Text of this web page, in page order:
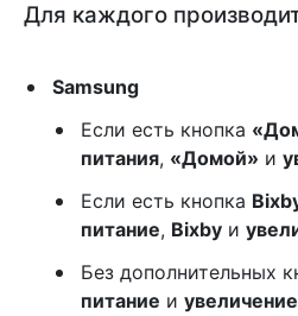
Для каждого
Samsung
Если есть кнопка
питания, «Домой» и
Если есть кнопка
питание, Bixby и
Без дополнительных
питание и